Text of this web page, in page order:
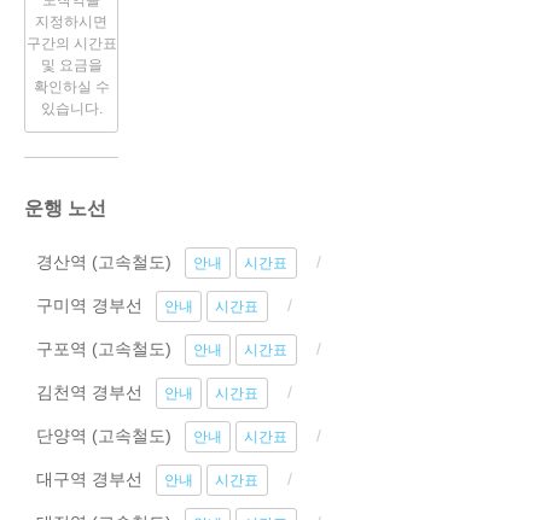
지정하시면
구간의 시간표
및 요금을
확인하실 수
있습니다.
운행 노선
경산역 (고속철도) 안내 시간표
구미역 경부선 안내 시간표
구포역 (고속철도) 안내 시간표
김천역 경부선 안내 시간표
단양역 (고속철도) 안내 시간표
대구역 경부선 안내 시간표